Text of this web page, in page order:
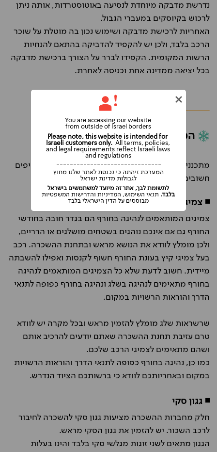
נדרשת מדבקה מיוחדת לנסיעה באוטוסטרדות, אותה ניתן
לרכוש בקיוסקים במעברי הגבול.
האחריות לרכישת מדבקה ושימוש נכון בה מוטלת על שוכר
הרכב בלבד, ולכן יש להקפיד להדביקה בהתאם להנחיות
הרשות המקומית. הקפידו לברר על הצורך ברכישת מדבקה
בכל יציאה ממדינה אחת וכניסה לאחרת.
המלצות לנהיגה בנורבגיה בחורף
מתכננים נסיעה לנורבגיה בחורף? אספנו לכם מספר טיפים
חשובים לנהיגה ברכב שכור בנורבגיה בחודשי החורף:
◾ צמיגים המותאמים לנהיגה בחורף
צמיגים המותאמים לנהיגה בחורף הם בגדר חובה בחודשי
החורף גם אם אינכם נוהגים בשטחים מושלגים או הרריים,
ולכן מומלץ לוודא את הנושא מראש ובתחנת ההשכרה. רכב
בעל צמיגי קיץ בעונת החורף חשוף לקנסות ואפילו להשבתה
מיידית. חשוב לדעת שלא כל הצמיגים המותאמים לנהיגה
בחורף מתאימים לנהיגה בשלג ונהיגה בחורף כפופה לתנאי
הדרך והוראות הרשויות במקום.
שרשראות שלג מומלץ להזמין מראש ובכל מקרה יש לוודא
טרם עזיבת תחנת ההשכרה שאתם יודעים להרכיב אותם
ושהם מתאימים לצמיגי הרכב שלכם.
כמו כן, נהיגה בחורף כפופה לתנאי הדרך והוראות הרשויות
במקום ובאחריותכם לוודא כי ברשותכם הציוד הנדרש.
◾ גגון סקי
חלק מחברות ההשכרה מציעות גגון סקי להשכרה לחיבור
לרכב השכור. יש להזמין את גגון הסקי מראש.
הגגון מתאים לשני זוגות מגלשי סקי בלבד והינו בעלות
Please note, this website is intended for
Israeli customers only.All terms, policies,
and legal requirements reflect Israeli laws
and regulations
-------------------------------
המערכת זיהתה כי נכנסת לאתר שלנו מחוץ
לגבולות מדינת ישראל
You are accessing our website
from outside of Israel borders
לתשומת לבך, אתר זה מיועד למשתמשים בישראל
בלבד. תנאי השימוש, המדיניות והדרישות המשפטיות
מבוססים על הדין הישראלי בלבד